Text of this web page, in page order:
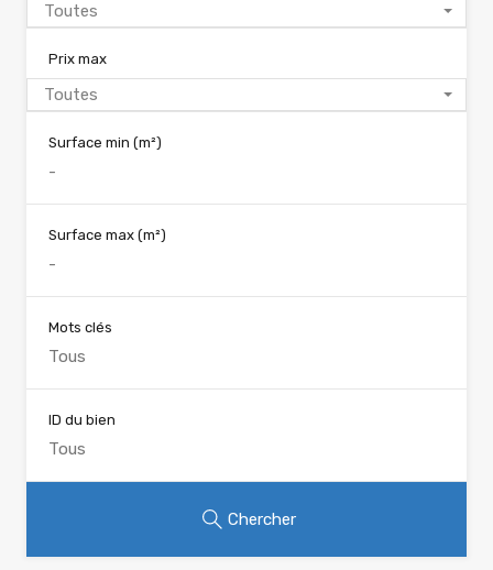
Toutes
Prix max
Toutes
Surface min (m²)
Surface max (m²)
Mots clés
ID du bien
Chercher